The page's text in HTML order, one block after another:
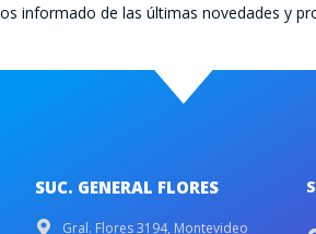
informado de las últimas novedades y
SUC. GENERAL FLORES
Gral. Flores 3194, Montevideo